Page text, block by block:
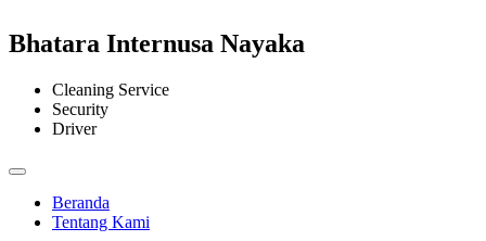
Bhatara Internusa Nayaka
Cleaning Service
Security
Driver
Beranda
Tentang Kami